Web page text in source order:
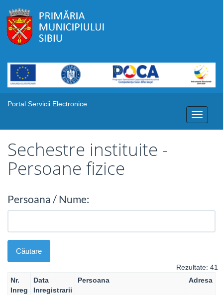
Toggle
Portal Servicii Electronice
Sechestre instituite -
Persoane fizice
Persoana / Nume:
Rezultate: 41
Nr.
Inreg
Data
Inregistrarii
Persoana Adresa